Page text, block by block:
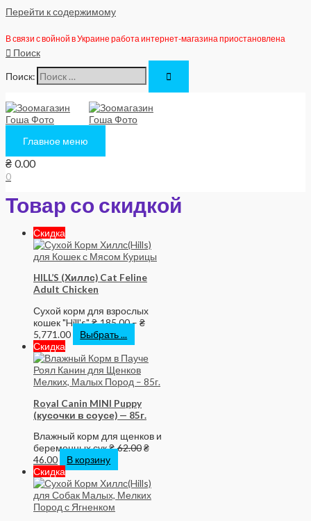
Перейти к содержимому
В связи с войной в Украине работа интернет-магазина приостановлена
Поиск
Поиск:
Главное меню
₴ 0.00
0
Товар со скидкой
Скидка
HILL’S (Хиллс) Cat Feline
Adult Chicken
Сухой корм для взрослых
кошек "Hill's"₴ 185.00– ₴
5,771.00
Выбрать ...
Скидка
Royal Canin MINI Puppy
(кусочки в соусе) — 85г.
Влажный корм для щенков и
беременных сук₴ 62.00₴
46.00
В корзину
Скидка